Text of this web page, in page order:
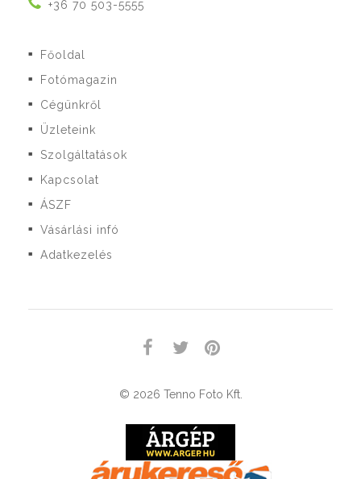
+36 70 503-5555
■ Főoldal
■ Fotómagazin
■ Cégünkről
■ Üzleteink
■ Szolgáltatások
■ Kapcsolat
■ ÁSZF
■ Vásárlási infó
■ Adatkezelés
© 2026 Tenno Foto Kft.